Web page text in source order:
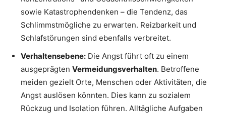
sowie Katastrophendenken – die Tendenz, das
Schlimmstmögliche zu erwarten. Reizbarkeit und
Schlafstörungen sind ebenfalls verbreitet.
Verhaltensebene: Die Angst führt oft zu einem
ausgeprägten Vermeidungsverhalten. Betroffene
meiden gezielt Orte, Menschen oder Aktivitäten, die
Angst auslösen könnten. Dies kann zu sozialem
Rückzug und Isolation führen. Alltägliche Aufgaben